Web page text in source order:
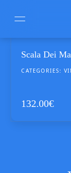
Scala Dei
CATEGORIES:
132.00€